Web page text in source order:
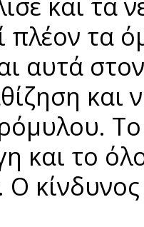
πλέον τα
αυτά
και
και το
Ο